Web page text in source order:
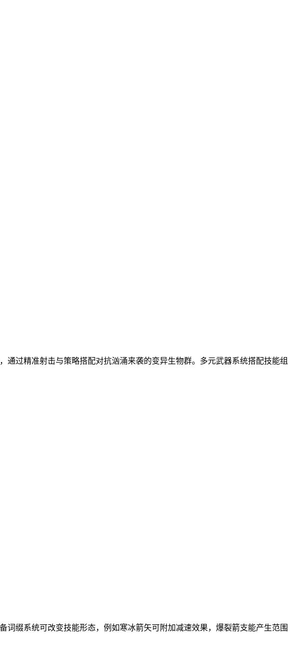
过精准射击与策略搭配对抗汹涌来袭的变异生物群。多元武器系统搭配技能组
缀系统可改变技能形态，例如寒冰箭矢可附加减速效果，爆裂箭支能产生范围